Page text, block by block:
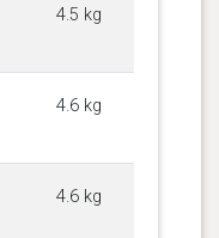
4.5 kg
4.6 kg
4.6 kg